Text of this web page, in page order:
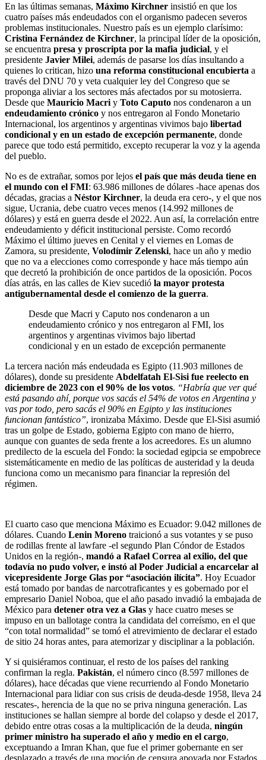
En las últimas semanas, Máximo Kirchner insistió en que los
cuatro países más endeudados con el organismo padecen severos
problemas institucionales. Nuestro país es un ejemplo clarísimo:
Cristina Fernández de Kirchner, la principal líder de la oposición,
se encuentra presa y proscripta por la mafia judicial, y el
presidente Javier Milei, además de pasarse los días insultando a
quienes lo critican, hizo una reforma constitucional encubierta a
través del DNU 70 y veta cualquier ley del Congreso que se
proponga aliviar a los sectores más afectados por su motosierra.
Desde que Mauricio Macri y Toto Caputo nos condenaron a un
endeudamiento crónico y nos entregaron al Fondo Monetario
Internacional, los argentinos y argentinas vivimos bajo libertad
condicional y en un estado de excepción permanente, donde
parece que todo está permitido, excepto recuperar la voz y la agenda
del pueblo.
No es de extrañar, somos por lejos el país que más deuda tiene en
el mundo con el FMI: 63.986 millones de dólares -hace apenas dos
décadas, gracias a Néstor Kirchner, la deuda era cero-, y el que nos
sigue, Ucrania, debe cuatro veces menos (14.992 millones de
dólares) y está en guerra desde el 2022. Aun así, la correlación entre
endeudamiento y déficit institucional persiste. Como recordó
Máximo el último jueves en Cenital y el viernes en Lomas de
Zamora, su presidente, Volodímir Zelenski, hace un año y medio
que no va a elecciones como corresponde y hace más tiempo aún
que decretó la prohibición de once partidos de la oposición. Pocos
días atrás, en las calles de Kiev sucedió la mayor protesta
antigubernamental desde el comienzo de la guerra.
Desde que Macri y Caputo nos condenaron a un
endeudamiento crónico y nos entregaron al FMI, los
argentinos y argentinas vivimos bajo libertad
condicional y en un estado de excepción permanente
La tercera nación más endeudada es Egipto (11.903 millones de
dólares), donde su presidente Abdelfatah El-Sisi fue reelecto en
diciembre de 2023 con el 90% de los votos. “Habría que ver qué
está pasando ahí, porque vos sacás el 54% de votos en Argentina y
vas por todo, pero sacás el 90% en Egipto y las instituciones
funcionan fantástico”, ironizaba Máximo. Desde que El-Sisi asumió
tras un golpe de Estado, gobierna Egipto con mano de hierro,
aunque con guantes de seda frente a los acreedores. Es un alumno
predilecto de la escuela del Fondo: la sociedad egipcia se empobrece
sistemáticamente en medio de las políticas de austeridad y la deuda
funciona como un mecanismo para financiar la represión del
régimen.
El cuarto caso que menciona Máximo es Ecuador: 9.042 millones de
dólares. Cuando Lenin Moreno traicionó a sus votantes y se puso
de rodillas frente al lawfare -el segundo Plan Cóndor de Estados
Unidos en la región-, mandó a Rafael Correa al exilio, del que
todavía no pudo volver, e instó al Poder Judicial a encarcelar al
vicepresidente Jorge Glas por “asociación ilícita”. Hoy Ecuador
está tomado por bandas de narcotraficantes y es gobernado por el
empresario Daniel Noboa, que el año pasado invadió la embajada de
México para detener otra vez a Glas y hace cuatro meses se
impuso en un ballotage contra la candidata del correísmo, en el que
“con total normalidad” se tomó el atrevimiento de declarar el estado
de sitio 24 horas antes, para atemorizar y disciplinar a la población.
Y si quisiéramos continuar, el resto de los países del ranking
confirman la regla. Pakistán, el número cinco (8.597 millones de
dólares), hace décadas que viene recurriendo al Fondo Monetario
Internacional para lidiar con sus crisis de deuda-desde 1958, lleva 24
rescates-, herencia de la que no se priva ninguna generación. Las
instituciones se hallan siempre al borde del colapso y desde el 2017,
debido entre otras cosas a la multiplicación de la deuda, ningún
primer ministro ha superado el año y medio en el cargo,
exceptuando a Imran Khan, que fue el primer gobernante en ser
desplazado a través de una moción de censura apoyada por Estados